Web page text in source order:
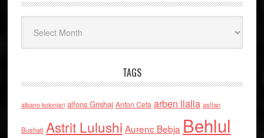
TAGS
albano kolonjari alfons Grishaj Anton Cefa arben llalla asllan
Bushati Astrit Lulushi Aurenc Bebja Behlul